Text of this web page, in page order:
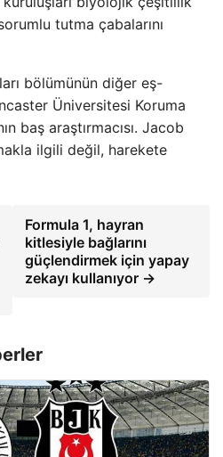
tutma çabalarını
bölümünün diğer eş-
Üniversitesi Koruma
baş araştırmacısı. Jacob
ilgili değil, harekete
Formula 1, hayran
kitlesiyle bağlarını
güçlendirmek için yapay
zekayı kullanıyor →